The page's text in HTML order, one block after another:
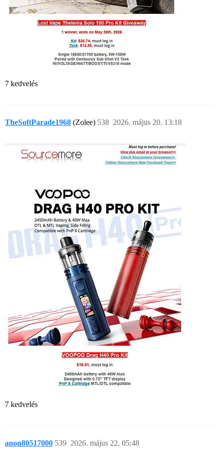
7 kedvelés
TheSoftParade1968 (Zolee) 2026. május 20. 13:18
538
7 kedvelés
anon80517000 2026. május 22. 05:48
539